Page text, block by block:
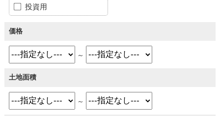
投資用
価格
～
土地面積
～